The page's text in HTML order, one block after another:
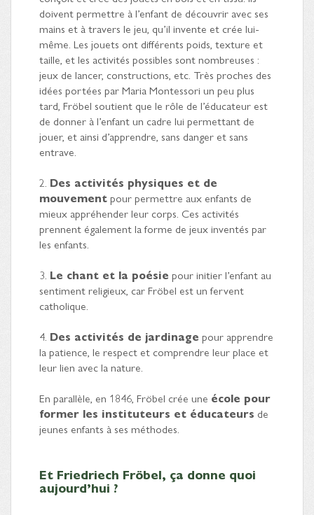
doivent permettre à l’enfant de découvrir avec ses
mains et à travers le jeu, qu’il invente et crée lui-
même. Les jouets ont différents poids, texture et
taille, et les activités possibles sont nombreuses :
jeux de lancer, constructions, etc. Très proches des
idées portées par Maria Montessori un peu plus
tard, Fröbel soutient que le rôle de l’éducateur est
de donner à l’enfant un cadre lui permettant de
jouer, et ainsi d’apprendre, sans danger et sans
entrave.
2. Des activités physiques et de
mouvementpour permettre aux enfants de
mieux appréhender leur corps. Ces activités
prennent également la forme de jeux inventés par
les enfants.
3. Le chant et la poésie pour initier l’enfant au
sentiment religieux, car Fröbel est un fervent
catholique.
4. Des activités de jardinage pour apprendre
la patience, le respect et comprendre leur place et
leur lien avec la nature.
En parallèle, en 1846, Fröbel crée une école pour
former les instituteurs et éducateurs de
jeunes enfants à ses méthodes.
Et Friedriech Fröbel, ça donne quoi
aujourd’hui ?